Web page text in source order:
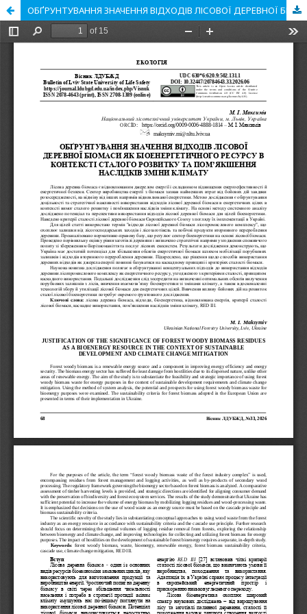
ОБҐРУНТУВАННЯ ЗНАЧЕННЯ ВІДХОДІВ ЛІСОВОЇ ДЕРЕВНОЇ БІОМАСИ ЯК БІОЕНЕРГЕТИЧНОГО РЕСУРСУ В КОНТЕКСТІ СТАЛОГО РОЗВИТКУ ТА ПОМ’ЯКШЕННЯ НАСЛІДКІВ ЗМІНИ КЛІМАТУ